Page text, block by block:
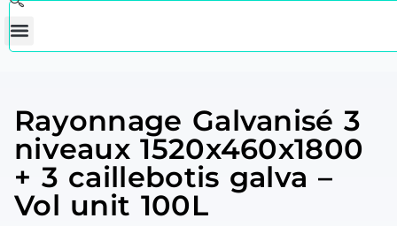
Rayonnage Galvanisé 3
niveaux 1520x460x1800
+ 3 caillebotis galva –
Vol unit 100L